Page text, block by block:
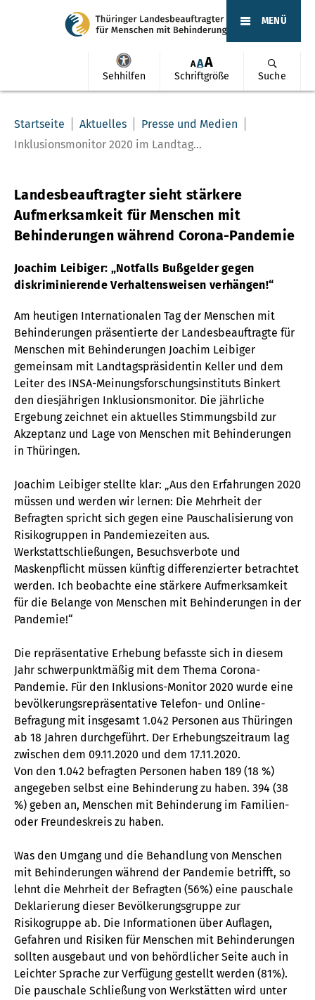
Sehhilfen
AAA
Schriftgröße Suche
MENÜ
Startseite Aktuelles
Presse und Medien
Inklusionsmonitor 2020 im Landtag...
Landesbeauftragter sieht stärkere
Aufmerksamkeit für Menschen mit
Behinderungen während Corona-Pandemie
Joachim Leibiger: „Notfalls Bußgelder gegen
diskriminierende Verhaltensweisen verhängen!“
Am heutigen Internationalen Tag der Menschen mit
Behinderungen präsentierte der Landesbeauftragte für
Menschen mit Behinderungen Joachim Leibiger
gemeinsam mit Landtagspräsidentin Keller und dem
Leiter des INSA-Meinungsforschungsinstituts Binkert
den diesjährigen Inklusionsmonitor. Die jährliche
Ergebung zeichnet ein aktuelles Stimmungsbild zur
Akzeptanz und Lage von Menschen mit Behinderungen
in Thüringen.
Joachim Leibiger stellte klar: „Aus den Erfahrungen 2020
müssen und werden wir lernen: Die Mehrheit der
Befragten spricht sich gegen eine Pauschalisierung von
Risikogruppen in Pandemiezeiten aus.
Werkstattschließungen, Besuchsverbote und
Maskenpflicht müssen künftig differenzierter betrachtet
werden. Ich beobachte eine stärkere Aufmerksamkeit
für die Belange von Menschen mit Behinderungen in der
Pandemie!“
Die repräsentative Erhebung befasste sich in diesem
Jahr schwerpunktmäßig mit dem Thema Corona-
Pandemie. Für den Inklusions-Monitor 2020 wurde eine
bevölkerungsrepräsentative Telefon- und Online-
Befragung mit insgesamt 1.042 Personen aus Thüringen
ab 18 Jahren durchgeführt. Der Erhebungszeitraum lag
zwischen dem 09.11.2020 und dem 17.11.2020.
Von den 1.042 befragten Personen haben 189 (18 %)
angegeben selbst eine Behinderung zu haben. 394 (38
%) geben an, Menschen mit Behinderung im Familien-
oder Freundeskreis zu haben.
Was den Umgang und die Behandlung von Menschen
mit Behinderungen während der Pandemie betrifft, so
lehnt die Mehrheit der Befragten (56%) eine pauschale
Deklarierung dieser Bevölkerungsgruppe zur
Risikogruppe ab. Die Informationen über Auflagen,
Gefahren und Risiken für Menschen mit Behinderungen
sollten ausgebaut und von behördlicher Seite auch in
Leichter Sprache zur Verfügung gestellt werden (81%).
Die pauschale Schließung von Werkstätten wird unter